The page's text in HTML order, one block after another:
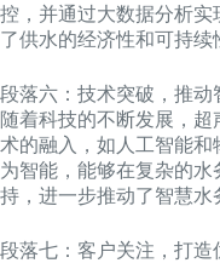
控，并通过大数据分析
了供水的经济性和可持续
段落六：技术突破，推动
随着科技的不断发展，
术的融入，如人工智能
为智能，能够在复杂的
持，进一步推动了智慧水
段落七：客户关注，打造